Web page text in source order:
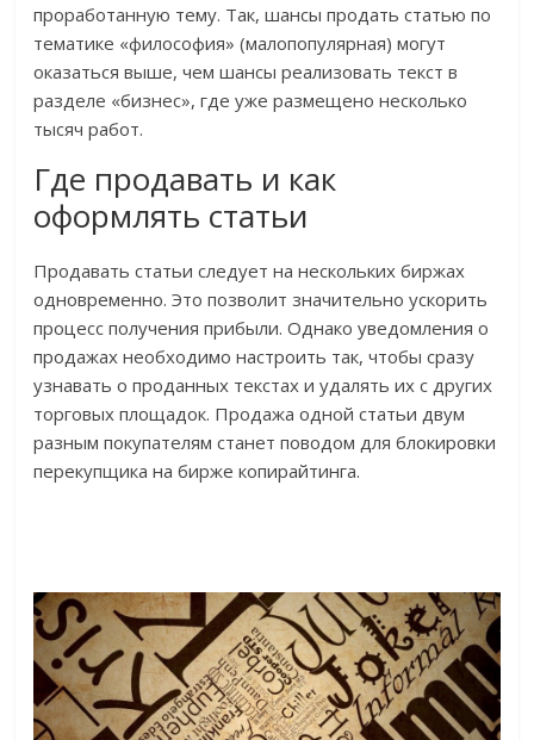
проработанную тему. Так, шансы продать статью по
тематике «философия» (малопопулярная) могут
оказаться выше, чем шансы реализовать текст в
разделе «бизнес», где уже размещено несколько
тысяч работ.
Где продавать и как
оформлять статьи
Продавать статьи следует на нескольких биржах
одновременно. Это позволит значительно ускорить
процесс получения прибыли. Однако уведомления о
продажах необходимо настроить так, чтобы сразу
узнавать о проданных текстах и удалять их с других
торговых площадок. Продажа одной статьи двум
разным покупателям станет поводом для блокировки
перекупщика на бирже копирайтинга.